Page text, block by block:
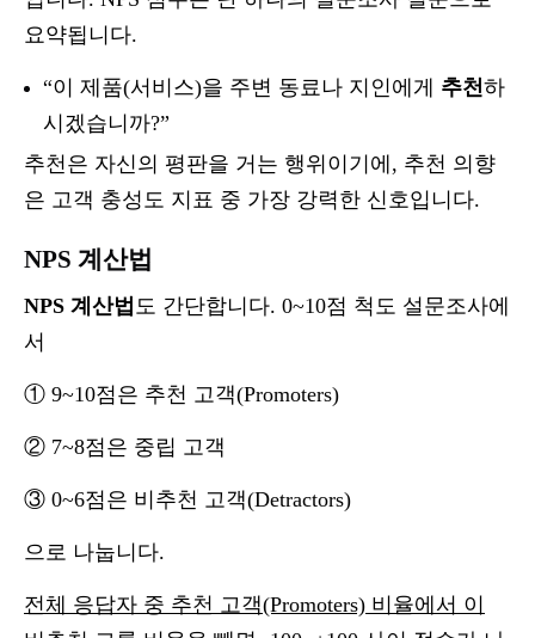
요약됩니다.
“이 제품(서비스)을 주변 동료나 지인에게 추천하
시겠습니까?”
추천은 자신의 평판을 거는 행위이기에, 추천 의향
은 고객 충성도 지표 중 가장 강력한 신호입니다.
NPS 계산법
NPS 계산법 도 간단합니다. 0~10점 척도 설문조사에
서
① 9~10점은 추천 고객(Promoters)
② 7~8점은 중립 고객
③ 0~6점은 비추천 고객(Detractors)
으로 나눕니다.
전체 응답자 중 추천 고객(Promoters) 비율에서 이